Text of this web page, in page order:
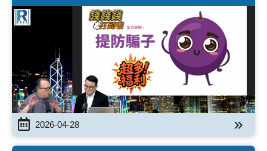
一場空(Chinese version only)
2026-04-28